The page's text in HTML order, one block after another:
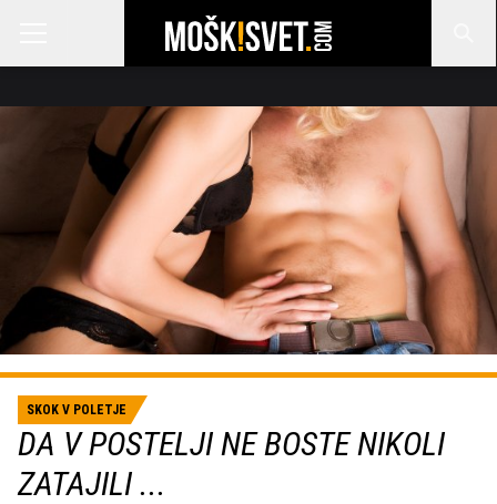
SKOK V POLETJE
DA V POSTELJI NE BOSTE NIKOLI
ZATAJILI ...